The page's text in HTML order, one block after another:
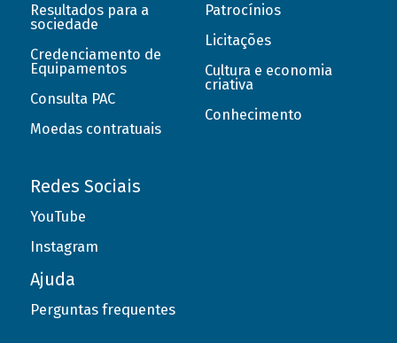
Resultados para a
sociedade
Credenciamento de
Equipamentos
Consulta PAC
Moedas contratuais
Patrocínios
Licitações
Cultura e economia
criativa
Conhecimento
Redes Sociais
YouTube
Instagram
Ajuda
Perguntas frequentes